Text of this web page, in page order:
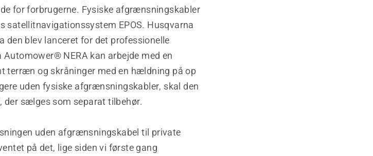
for forbrugerne. Fysiske afgrænsningskabler
satellitnavigationssystem EPOS. Husqvarna
den blev lanceret for det professionelle
NERA kan arbejde med en
terræn og skråninger med en hældning på op
uden fysiske afgrænsningskabler, skal den
der sælges som separat tilbehør.
uden afgrænsningskabel til private
på det, lige siden vi første gang